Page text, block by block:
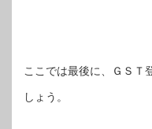
ここでは最後に、ＧＳＴ
しょう。